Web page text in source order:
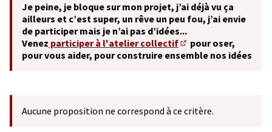
Je peine, je bloque sur mon projet, j’ai déjà vu ça
ailleurs et c’est super, un rêve un peu fou, j’ai envie
de participer mais je n’ai pas d’idées...
Venez participer à l'atelier collectif
(S'ouvre dans un
pour oser,
pour vous aider, pour construire ensemble nos idées
Aucune proposition ne correspond à ce critère.